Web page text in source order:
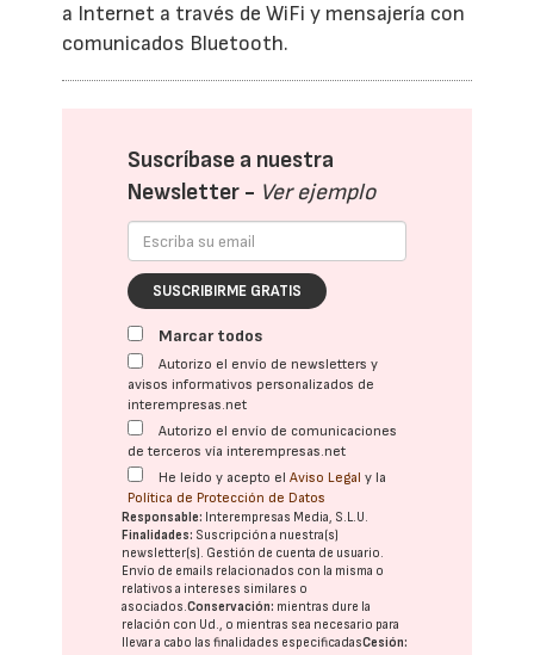
a Internet a través de WiFi y mensajería con
comunicados Bluetooth.
Suscríbase a nuestra
Newsletter - Ver ejemplo
SUSCRIBIRME GRATIS
Marcar todos
Autorizo el envío de newsletters y
avisos informativos personalizados de
interempresas.net
Autorizo el envío de comunicaciones
de terceros vía interempresas.net
He leído y acepto elAviso Legal y la
Política de Protección de Datos
Responsable: Interempresas Media, S.L.U.
Finalidades: Suscripción a nuestra(s)
newsletter(s). Gestión de cuenta de usuario.
Envío de emails relacionados con la misma o
relativos a intereses similares o
asociados.Conservación: mientras dure la
relación con Ud., o mientras sea necesario para
llevar a cabo las finalidades especificadasCesión: